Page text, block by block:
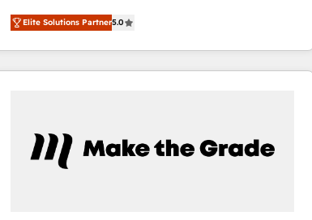
Trainers across the team ★ 1,500+ implementations
across five continents ★ AI-First, RevOps-led,
Onboarding obsessed ★ Company of the Year
2024/25 INSIDEA helps growing companies turn
your time zone. What we do ➤ Onboarding: Live in
weeks, with workflows built around your business,
Elite Solutions Partner5.0